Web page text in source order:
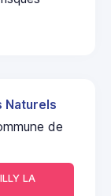
Naturels
de
LA